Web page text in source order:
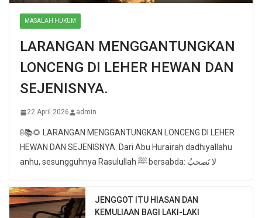
MASALAH HUKUM
LARANGAN MENGGANTUNGKAN
LONCENG DI LEHER HEWAN DAN
SEJENISNYA.
22 April 2026 admin
🚦📚🌻 LARANGAN MENGGANTUNGKAN LONCENG DI LEHER
HEWAN DAN SEJENISNYA. Dari Abu Hurairah dadhiyallahu
anhu, sesungguhnya Rasulullah ﷺ bersabda: لا تَصحبُ
JENGGOT ITU HIASAN DAN
KEMULIAAN BAGI LAKI-LAKI